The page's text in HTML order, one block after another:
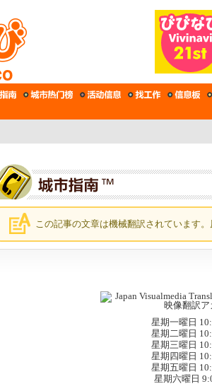
この記事の文章は機械翻訳されています
星期一曜日
星期二曜日
星期三曜日
星期四曜日
星期五曜日
星期六曜日